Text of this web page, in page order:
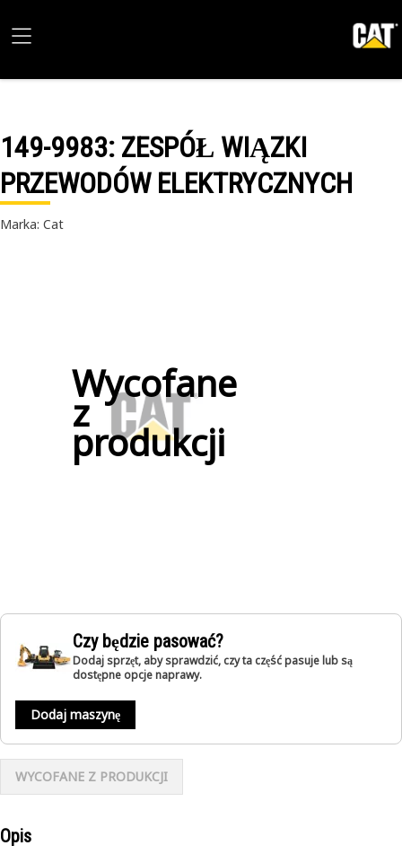
149-9983: ZESPÓŁ WIĄZKI
PRZEWODÓW ELEKTRYCZNYCH
Marka: Cat
Wycofane
z
produkcji
Czy będzie pasować?
Dodaj sprzęt, aby sprawdzić, czy ta część pasuje lub są
dostępne opcje naprawy.
Dodaj maszynę
WYCOFANE Z PRODUKCJI
Opis